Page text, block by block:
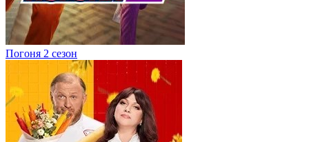
Погоня 2 сезон